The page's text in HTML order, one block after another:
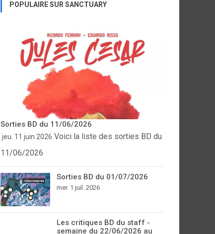
POPULAIRE SUR SANCTUARY
Sorties BD du 11/06/2026
jeu. 11 juin 2026 Voici la liste des sorties BD du
11/06/2026
Sorties BD du 01/07/2026
mer. 1 juil. 2026
Les critiques BD du staff -
semaine du 22/06/2026 au